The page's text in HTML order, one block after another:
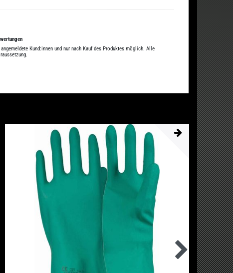
Kund:innen und nur nach Kauf des Produktes möglich. Alle